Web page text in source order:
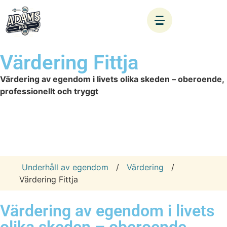
Värdering Fittja
Värdering av egendom i livets olika skeden – oberoende,
professionellt och tryggt
Underhåll av egendom / Värdering
/
Värdering Fittja
Värdering av egendom i livets